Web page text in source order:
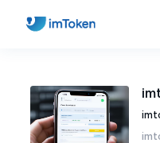
把